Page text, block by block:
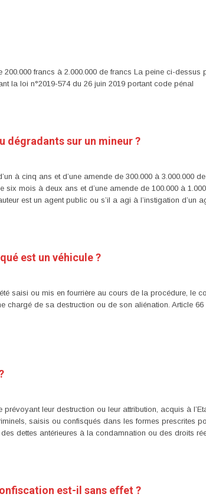
francs à 2.000.000 de francs La peine ci-
la loi n°2019-574 du 26 juin 2019 portant code pénal
dégradants sur un mineur ?
à cinq ans et d’une amende de 300.000 à
six mois à deux ans et d’une amende de 100.000 à
est un agent public ou s’il a agi à l’instigation d’un
est un véhicule ?
saisi ou mis en fourrière au cours de la procédure, le
chargé de sa destruction ou de son aliénation. Article
leur destruction ou leur attribution, acquis à
saisis ou confisqués dans les formes prescrites
dettes antérieures à la condamnation ou des droits
est-il sans effet ?